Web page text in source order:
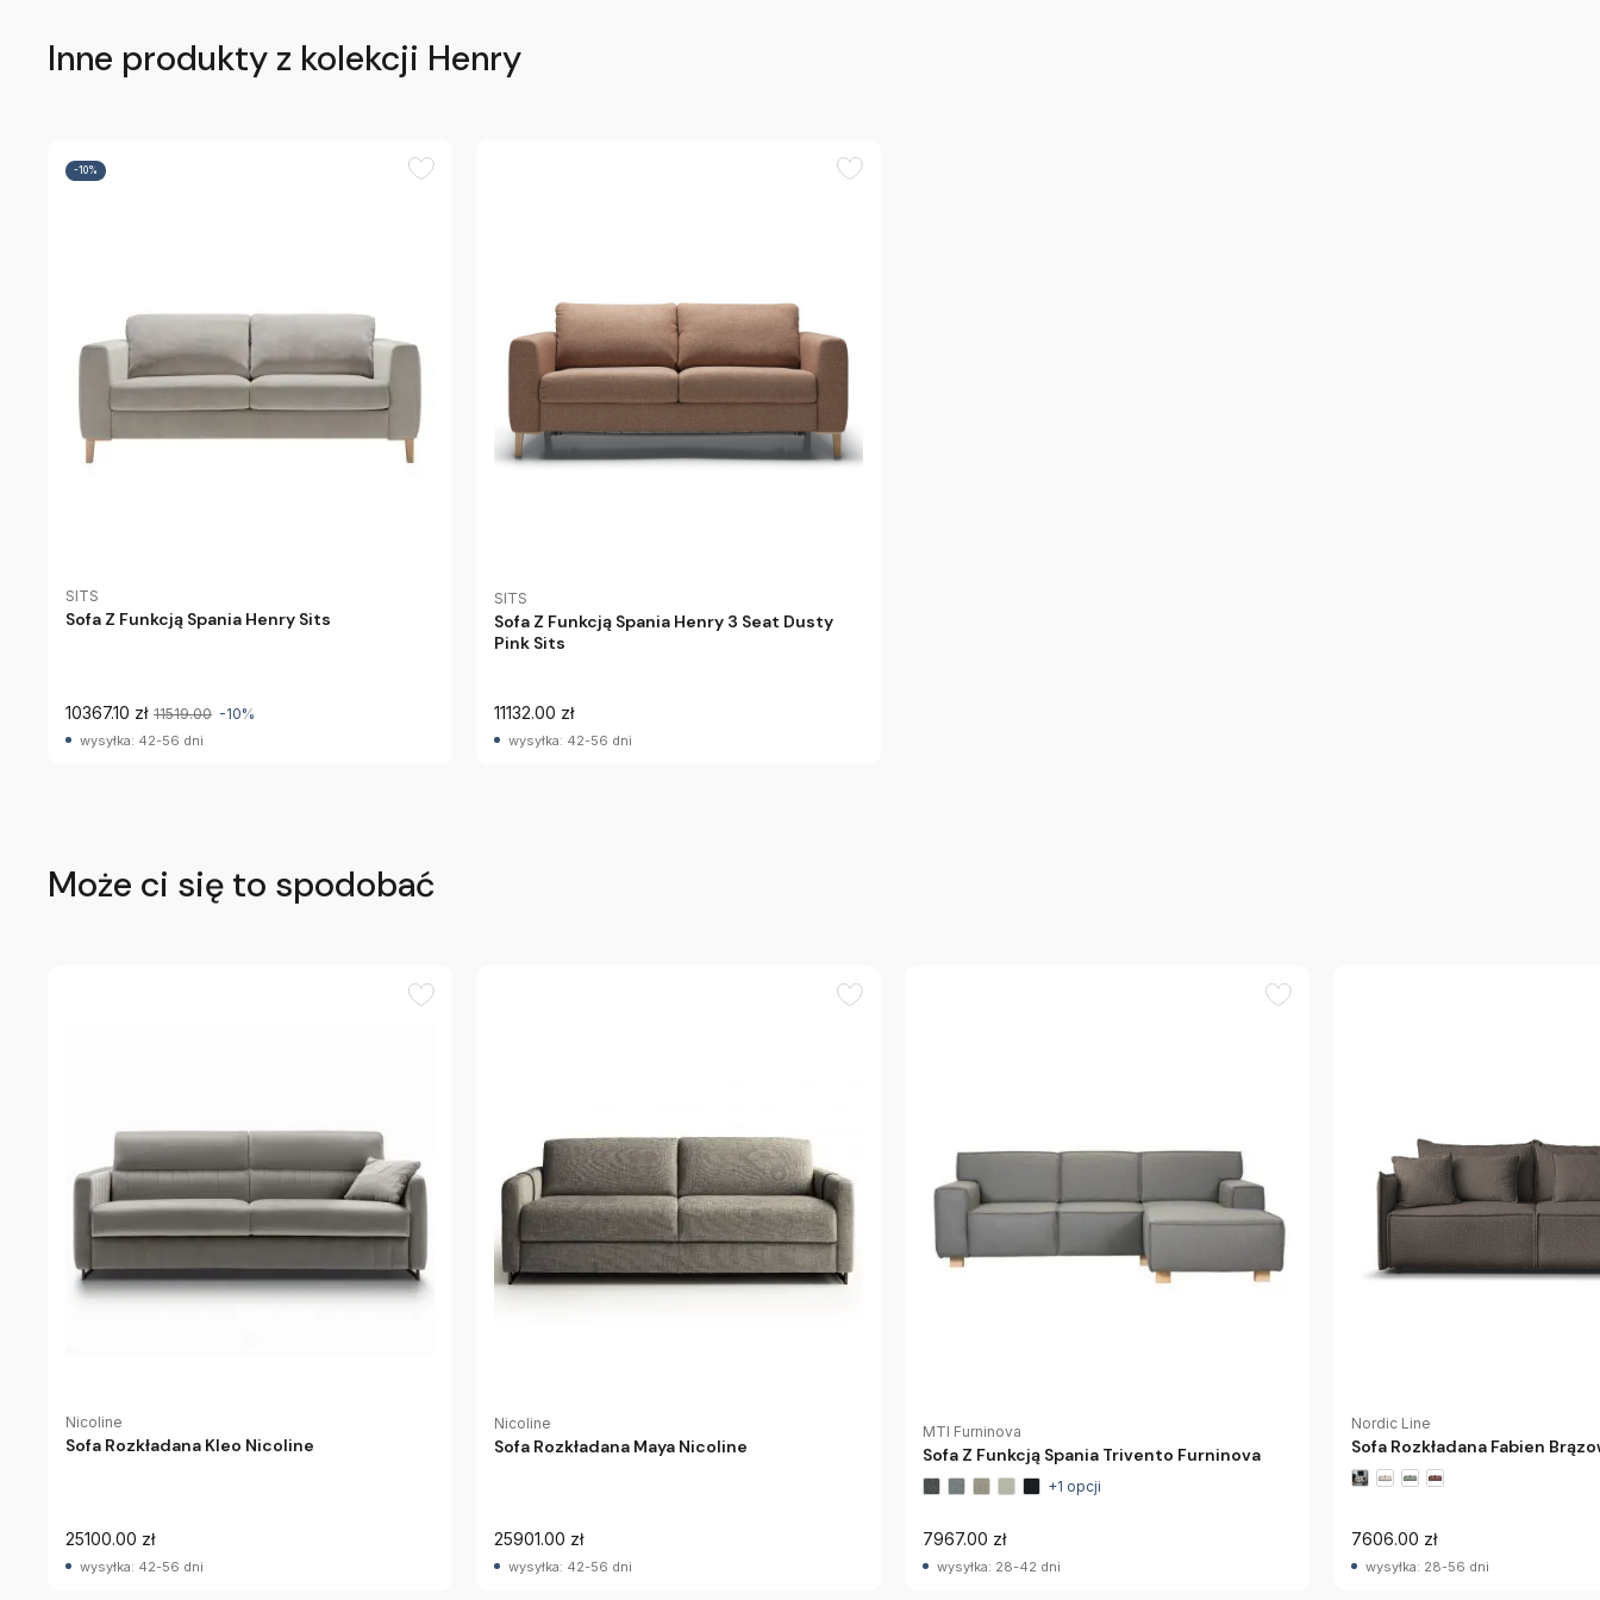
Inne produkty z kolekcji Henry
-10%
SITS
Sofa Z Funkcją Spania Henry Sits
10367.10 zł 11519.00 -10%
wysyłka: 42-56 dni
SITS
Sofa Z Funkcją Spania Henry 3 Seat Dusty
Pink Sits
11132.00 zł
wysyłka: 42-56 dni
Może ci się to spodobać
Nicoline
Sofa Rozkładana Kleo Nicoline
25100.00 zł
wysyłka: 42-56 dni
Nicoline
Sofa Rozkładana Maya Nicoline
25901.00 zł
wysyłka: 42-56 dni
MTI Furninova
Sofa Z Funkcją Spania Trivento Furninova
+1 opcji
7967.00 zł
wysyłka: 28-42 dni
Nordic Line
Sofa Rozkładana Fabien
7606.00 zł
wysyłka: 28-56 dni